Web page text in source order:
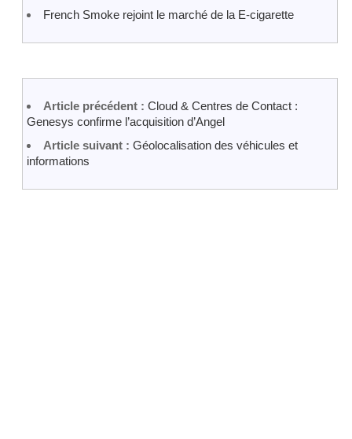
French Smoke rejoint le marché de la E-cigarette
Article précédent : Cloud & Centres de Contact :
Genesys confirme l’acquisition d’Angel
Article suivant : Géolocalisation des véhicules et
informations